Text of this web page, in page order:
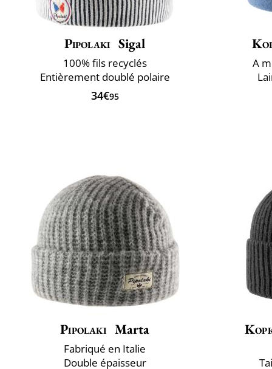
Pipolaki Sigal
100% fils recyclés
Entièrement doublé polaire
34€95
A
Pipolaki Marta
Fabriqué en Italie
Double épaisseur